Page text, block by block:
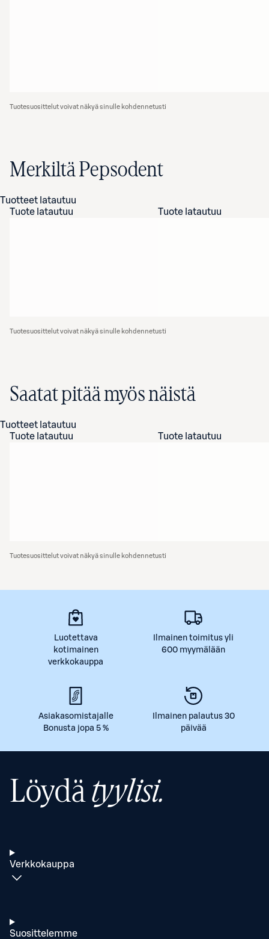
Tuotesuosittelut voivat näkyä sinulle kohdennetusti
Merkiltä Pepsodent
Tuotteet latautuu
Tuote latautuu
Tuote latautuu
Tuotesuosittelut voivat näkyä sinulle kohdennetusti
Saatat pitää myös näistä
Tuotteet latautuu
Tuote latautuu
Tuote latautuu
Tuotesuosittelut voivat näkyä sinulle kohdennetusti
Luotettava
kotimainen
verkkokauppa
Ilmainen toimitus yli
600 myymälään
Asiakasomistajalle
Bonusta jopa 5 %
Ilmainen palautus 30
päivää
Löydätyylisi.
Verkkokauppa
Suosittelemme